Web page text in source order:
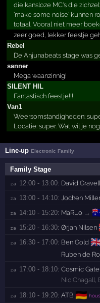
die kansloze MC's die
'make some noise' kunnen
totaal. Vooral niet meer
zeer goed, lekker feestje
Rebel
De Anjunabeats stage was
sanner
Mega waanzinnig!
SILENT HIL
Fantastisch feestje!!!
Van1
Weersomstandigheden:
Locatie: super. Wat wil je
Line-upElectronic Family
Family Stage
za 12:00 - 13:00: David Gravell
za 13:00 - 14:10: Jochen
za 14:10 - 15:20: MaRLo →
za 15:20 - 16:30: Ørjan Nilsen
za 16:30 - 17:00: Ben Gold
Ruben de
za 17:00 - 18:10: Cosmic Gate
Nic Chagall,
za 18:10 - 19:20: ATB 🇩🇪